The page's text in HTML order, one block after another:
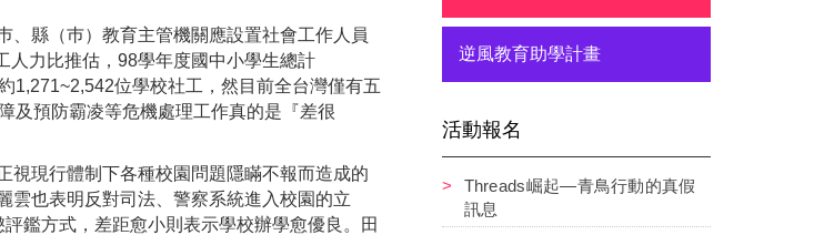
縣（巿）教育主管機關應設置社會工作人員
人力比推估，98學年度國中小學生總計
1,271~2,542位學校社工，然目前全台灣僅有五
及預防霸凌等危機處理工作真的是『差很
視現行體制下各種校園問題隱瞞不報而造成的
雲也表明反對司法、警察系統進入校園的立
鑑方式，差距愈小則表示學校辦學愈優良。田
逆風教育助學計畫
活動報名
Threads崛起—青鳥行動的真假
訊息